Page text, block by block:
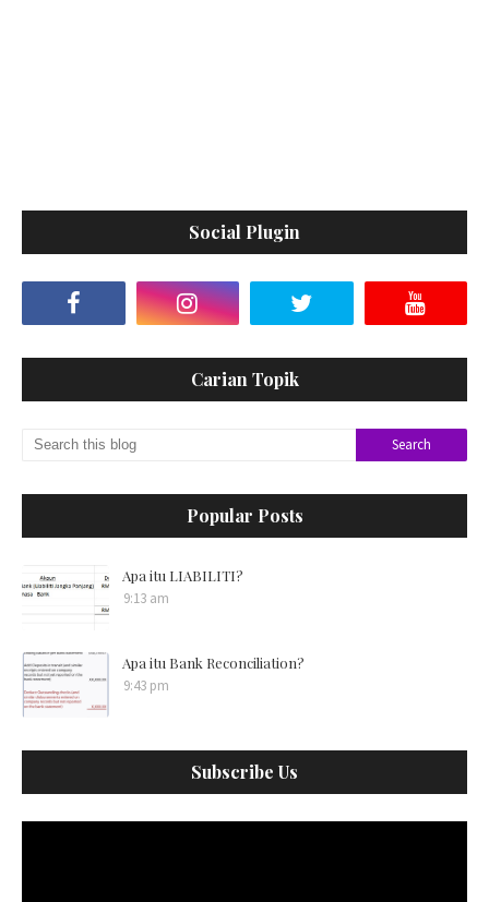
Social Plugin
Carian Topik
Popular Posts
Apa itu LIABILITI?
9:13 am
Apa itu Bank Reconciliation?
9:43 pm
Subscribe Us